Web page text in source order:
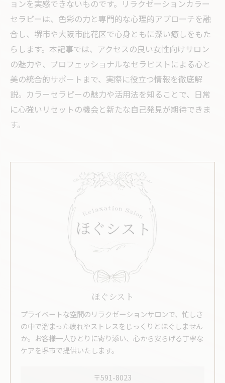
ョンを実感できないものです。リラクゼーションカラー
セラピーは、色彩の力と専門的な心理的アプローチを融
合し、堺市や大阪市此花区で心身ともに深い癒しをもた
らします。本記事では、アクセスの良い女性向けサロン
の魅力や、プロフェッショナルなセラピストによる心と
美の統合的サポートまで、実際に役立つ情報を徹底解
説。カラーセラピーの魅力や活用法を知ることで、日常
に心強いリセットの機会と新たな自己発見が期待できま
す。
ほぐシスト
プライベートな空間のリラクゼーションサロンで、忙しさ
の中で溜まった疲れやストレスをじっくりとほぐしません
か。お客様一人ひとりに寄り添い、心から安らげる丁寧な
ケアを堺市で提供いたします。
〒591-8023